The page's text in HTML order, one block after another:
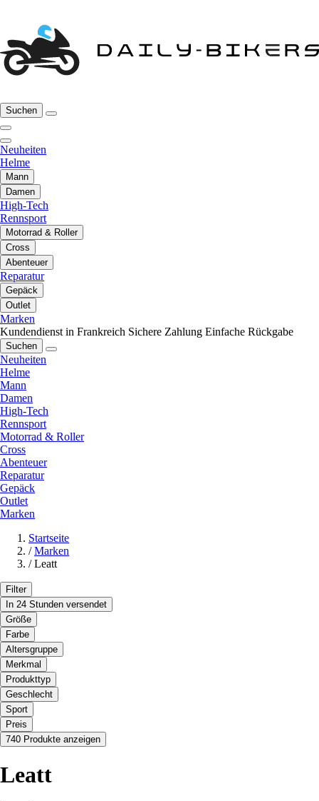
Suchen
Neuheiten
Helme
Mann
Damen
High-Tech
Rennsport
Motorrad & Roller
Cross
Abenteuer
Reparatur
Gepäck
Outlet
Marken
Kundendienst in Frankreich Sichere Zahlung Einfache Rückgabe
Suchen
Neuheiten
Helme
Mann
Damen
High-Tech
Rennsport
Motorrad & Roller
Cross
Abenteuer
Reparatur
Gepäck
Outlet
Marken
Startseite
/ Marken
/ Leatt
Filter
In 24 Stunden versendet
Größe
Farbe
Altersgruppe
Merkmal
Produkttyp
Geschlecht
Sport
Preis
740 Produkte anzeigen
Leatt